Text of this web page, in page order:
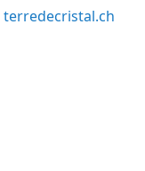
terredecristal.ch